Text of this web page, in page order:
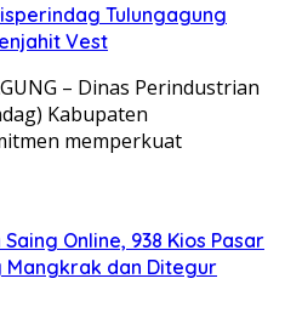
Tulungagung
Vest
– Dinas Perindustrian
Kabupaten
memperkuat
Online, 938 Kios Pasar
Mangkrak dan Ditegur